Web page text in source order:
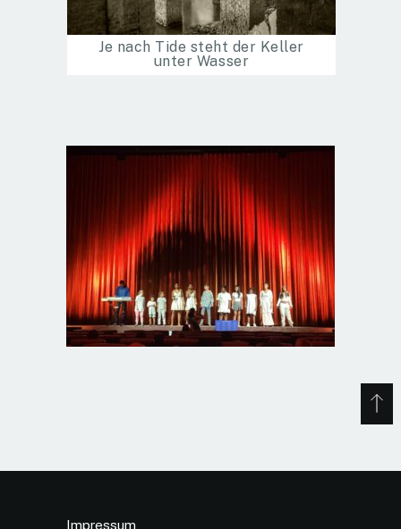
Je nach Tide steht der Keller
unter Wasser
Impressum